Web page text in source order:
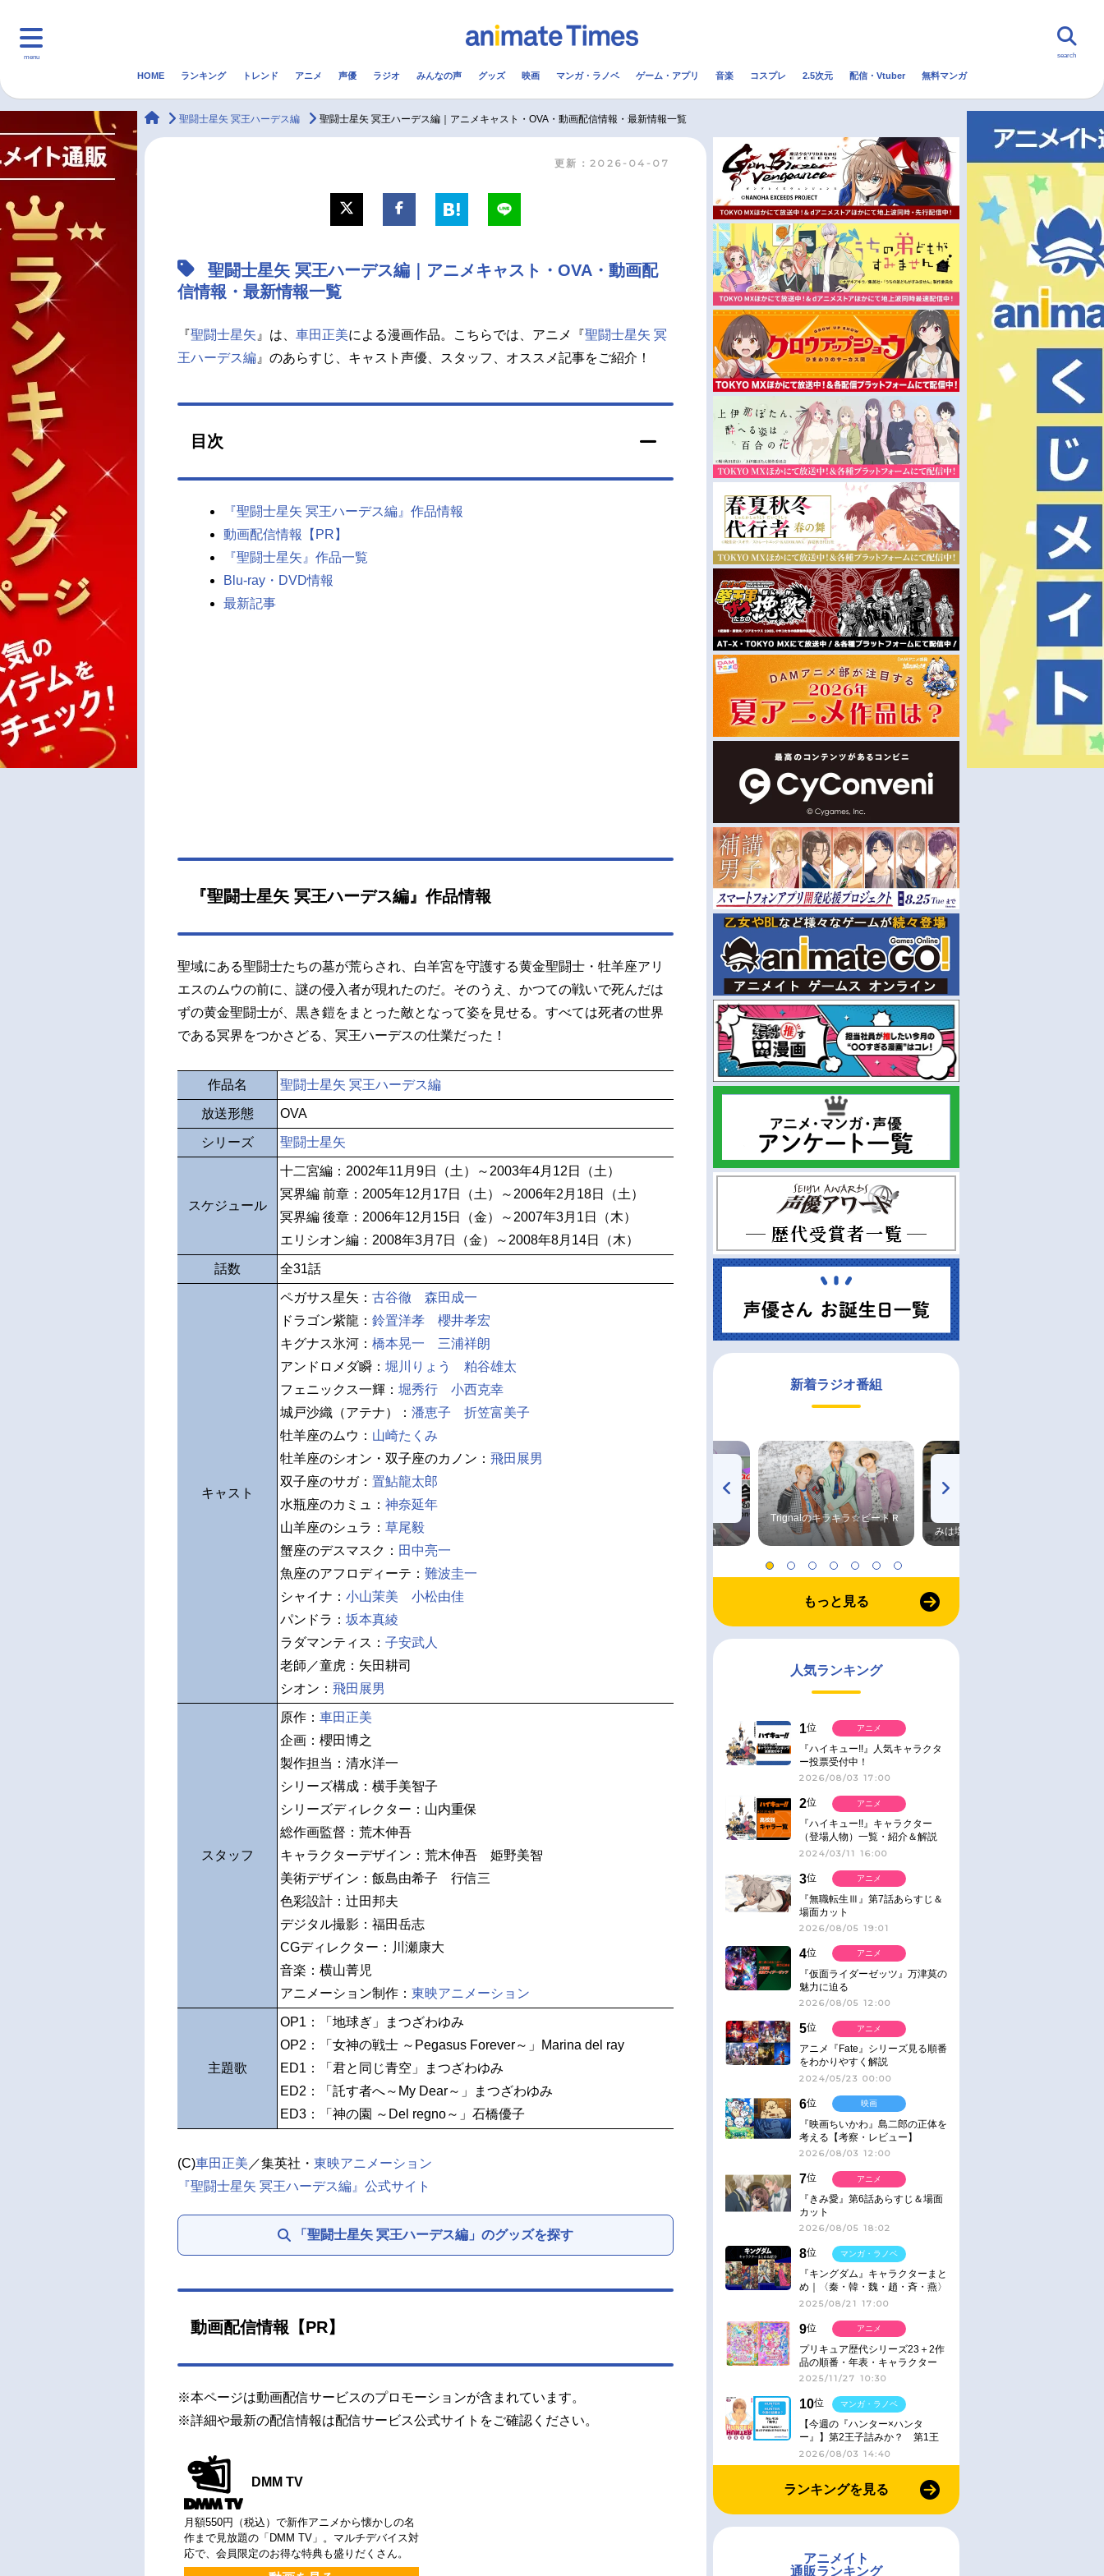
menu
マンガ・ラノベ 2.5次元 配信・Vtuber トレンド 無料マンガ
声優記事一覧
アニメ映画一覧
男性声優/女性声優一覧
今期アニメ曜日別一覧
夏アニメ
秋アニメ
冬アニメ
search
HOME ランキング トレンド アニメ 声優 ラジオ みんなの声 グッズ 映画 マンガ・ラノベ ゲーム・アプリ 音楽 コスプレ 2.5次元 配信・Vtuber 無料マンガ
animateTimes
聖闘士星矢 冥王ハーデス編 聖闘士星矢 冥王ハーデス編｜アニメキャスト・OVA・動画配信情報・最新情報一覧
更新：2026-04-07
聖闘士星矢 冥王ハーデス編｜アニメキャスト・OVA・動画配
信情報・最新情報一覧
『聖闘士星矢 』は、 車田正美による漫画作品。こちらでは、アニメ『聖闘士星矢 冥
王ハーデス編 』のあらすじ、キャスト声優、スタッフ、オススメ記事をご紹介！
目次
『聖闘士星矢 冥王ハーデス編』作品情報
動画配信情報【PR】
『聖闘士星矢』作品一覧
Blu-ray・DVD情報
最新記事
『聖闘士星矢 冥王ハーデス編』作品情報
聖域にある聖闘士たちの墓が荒らされ、白羊宮を守護する黄金聖闘士・牡羊座アリ
エスのムウの前に、謎の侵入者が現れたのだ。そのうえ、かつての戦いで死んだは
ずの黄金聖闘士が、黒き鎧をまとった敵となって姿を見せる。すべては死者の世界
である冥界をつかさどる、冥王ハーデスの仕業だった！
作品名 聖闘士星矢 冥王ハーデス編
放送形態 OVA
シリーズ 聖闘士星矢
スケジュール
十二宮編：2002年11月9日（土）～2003年4月12日（土）
冥界編 前章：2005年12月17日（土）～2006年2月18日（土）
冥界編 後章：2006年12月15日（金）～2007年3月1日（木）
エリシオン編：2008年3月7日（金）～2008年8月14日（木）
話数 全31話
キャスト
ペガサス星矢： 古谷徹
森田成一
ドラゴン紫龍： 鈴置洋孝
櫻井孝宏
キグナス氷河： 橋本晃一
三浦祥朗
アンドロメダ瞬： 堀川りょう
粕谷雄太
フェニックス一輝： 堀秀行
小西克幸
城戸沙織（アテナ）： 潘恵子
折笠富美子
牡羊座のムウ： 山崎たくみ
牡羊座のシオン・双子座のカノン： 飛田展男
双子座のサガ： 置鮎龍太郎
水瓶座のカミュ： 神奈延年
山羊座のシュラ： 草尾毅
蟹座のデスマスク： 田中亮一
魚座のアフロディーテ： 難波圭一
シャイナ： 小山茉美
小松由佳
パンドラ： 坂本真綾
ラダマンティス： 子安武人
老師／童虎：矢田耕司
シオン： 飛田展男
スタッフ
原作： 車田正美
企画：櫻田博之
製作担当：清水洋一
シリーズ構成：横手美智子
シリーズディレクター：山内重保
総作画監督：荒木伸吾
キャラクターデザイン：荒木伸吾 姫野美智
美術デザイン：飯島由希子 行信三
色彩設計：辻田邦夫
デジタル撮影：福田岳志
CGディレクター：川瀬康大
音楽：横山菁児
アニメーション制作： 東映アニメーション
主題歌
OP1：「地球ぎ」まつざわゆみ
OP2：「女神の戦士 ～Pegasus Forever～」Marina del ray
ED1：「君と同じ青空」まつざわゆみ
ED2：「託す者へ～My Dear～」まつざわゆみ
ED3：「神の園 ～Del regno～」石橋優子
(C)車田正美 ／集英社・ 東映アニメーション
『聖闘士星矢 冥王ハーデス編』公式サイト
「聖闘士星矢 冥王ハーデス編」のグッズを探す
動画配信情報【PR】
※本ページは動画配信サービスのプロモーションが含まれています。
※詳細や最新の配信情報は配信サービス公式サイトをご確認ください。
DMM TV
月額550円（税込）で新作アニメから懐かしの名
作まで見放題の「DMM TV」。マルチデバイス対
応で、会員限定のお得な特典も盛りだくさん。
新着ラジオ番組
radio 大直会 2nd season
Trignalのキラキラ☆ビートＲ
みは塩だけ
もっと見る
人気ランキング
1位
『ハイキュー!!』人気キャラクタ
ー投票受付中！
2026/08/03 17:00
アニメ
2位
『ハイキュー!!』キャラクター
（登場人物）一覧・紹介＆解説
2024/03/11 16:00
アニメ
3位
『無職転生Ⅲ』第7話あらすじ＆
場面カット
2026/08/05 19:01
アニメ
4位
『仮面ライダーゼッツ』万津莫の
魅力に迫る
2026/08/05 12:00
アニメ
5位
アニメ『Fate』シリーズ見る順番
をわかりやすく解説
2024/05/23 00:00
アニメ
6位
『映画ちいかわ』島二郎の正体を
考える【考察・レビュー】
2026/08/03 12:00
映画
7位
『きみ愛』第6話あらすじ＆場面
カット
2026/08/05 18:02
アニメ
8位
『キングダム』キャラクターまと
め｜〈秦・韓・魏・趙・斉・燕〉
2025/08/21 17:00
マンガ・ラノベ
9位
プリキュア歴代シリーズ23＋2作
品の順番・年表・キャラクター
【2025年版】
2025/11/27 10:30
アニメ
10位
【今週の『ハンター×ハンタ
ー』】第2王子詰みか？ 第1王
子と第4王子が対峙「発令」＜
No.416＞
2026/08/03 14:40
マンガ・ラノベ
ランキングを見る
アニメイト
通販ランキング